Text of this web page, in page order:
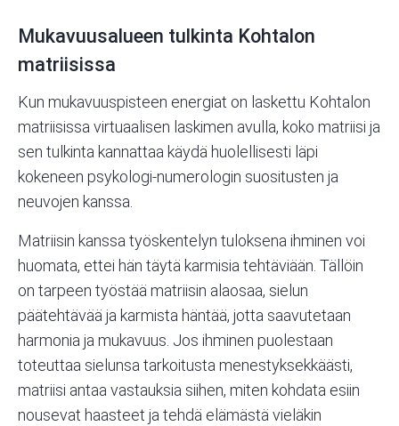
Mukavuusalueen tulkinta Kohtalon
matriisissa
Kun mukavuuspisteen energiat on laskettu Kohtalon
matriisissa virtuaalisen laskimen avulla, koko matriisi ja
sen tulkinta kannattaa käydä huolellisesti läpi
kokeneen psykologi-numerologin suositusten ja
neuvojen kanssa.
Matriisin kanssa työskentelyn tuloksena ihminen voi
huomata, ettei hän täytä karmisia tehtäviään. Tällöin
on tarpeen työstää matriisin alaosaa, sielun
päätehtävää ja karmista häntää, jotta saavutetaan
harmonia ja mukavuus. Jos ihminen puolestaan
toteuttaa sielunsa tarkoitusta menestyksekkäästi,
matriisi antaa vastauksia siihen, miten kohdata esiin
nousevat haasteet ja tehdä elämästä vieläkin